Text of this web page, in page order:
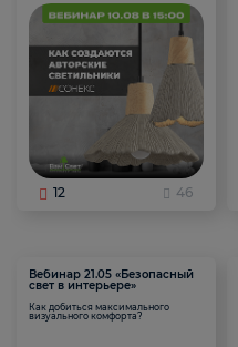
12 46
Вебинар 21.05 «Безопасный
свет в интерьере»
Как добиться максимального
визуального комфорта?